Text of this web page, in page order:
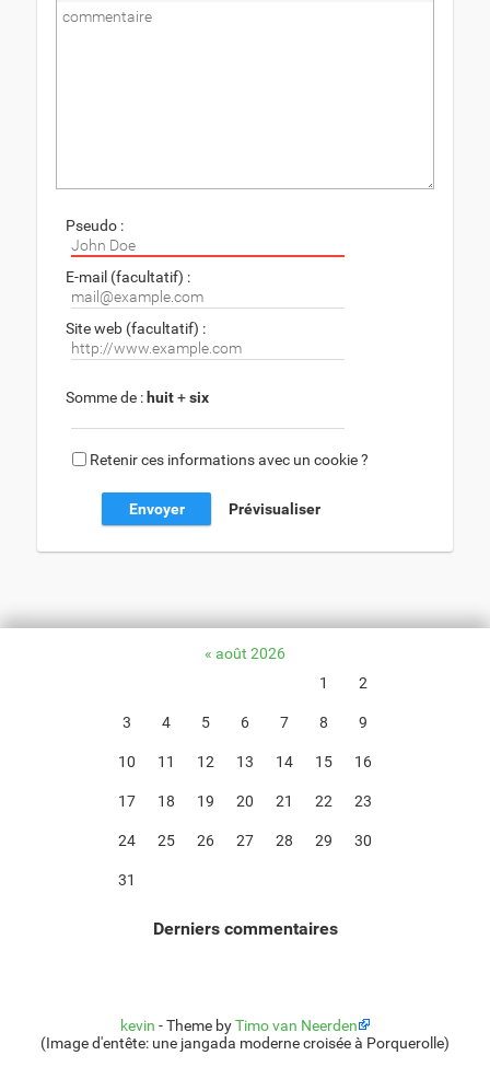
Pseudo :
E-mail (facultatif) :
Site web (facultatif) :
Somme de :huit+six
Retenir ces informations avec un cookie ?
« août 2026
1
2
3 4 5 6 7 8 9
10 11 12 13 14 15 16
17 18 19 20 21 22 23
24 25 26 27 28 29 30
31
Derniers commentaires
kevin -Theme byTimo van Neerden
(Image d'entête: une jangada moderne croisée à Porquerolle)